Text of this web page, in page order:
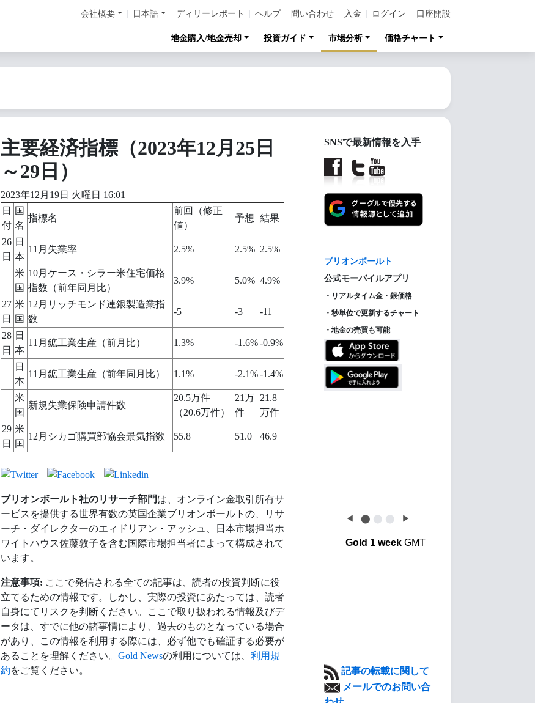
会社概要 日本語 ディリーレポート ヘルプ 問い合わせ 入金 ログイン 口座開設
地金購入/地金売却 投資ガイド 市場分析 価格チャート
主要経済指標（2023年12月25日
～29日）
2023年12月19日 火曜日 16:01
日
付
国
名
指標名
前回（修正
値）
予想 結果
26
日
日
本
11月失業率 2.5% 2.5% 2.5%
米
国
10月ケース・シラー米住宅価格
指数（前年同月比）
3.9% 5.0% 4.9%
27
日
米
国
12月リッチモンド連銀製造業指
数
-5 -3 -11
28
日
日
本
11月鉱工業生産（前月比） 1.3% -1.6%-0.9%
日
本
11月鉱工業生産（前年同月比） 1.1% -2.1%-1.4%
米
国
新規失業保険申請件数
20.5万件
（20.6万件）
21万
件
21.8
万件
29
日
米
国
12月シカゴ購買部協会景気指数 55.8 51.0 46.9
ブリオンボールト社のリサーチ部門は、オンライン金取引所有サ
ービスを提供する世界有数の英国企業ブリオンボールトの、リサ
ーチ・ダイレクターのエィドリアン・アッシュ、日本市場担当ホ
ワイトハウス佐藤敦子を含む国際市場担当者によって構成されて
います。
注意事項: ここで発信される全ての記事は、読者の投資判断に役
立てるための情報です。しかし、実際の投資にあたっては、読者
自身にてリスクを判断ください。ここで取り扱われる情報及びデ
ータは、すでに他の諸事情により、過去のものとなっている場合
があり、この情報を利用する際には、必ず他でも確証する必要が
あることを理解ください。 Gold Newsの利用については、 利用規
約をご覧ください。
SNSで最新情報を入手
【金投資家インデック
ス】
New! 【金投資家インデッ
クス】金価格は下げ止
◀ ⬤ ⬤ ⬤ ▶
Gold 1 weekGMT
記事の転載に関して
メールでのお問い合